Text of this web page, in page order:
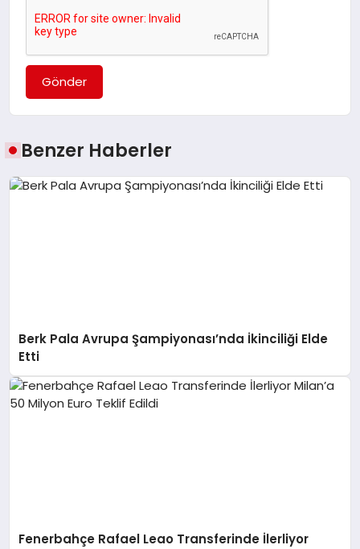
Gönder
Benzer Haberler
Berk Pala Avrupa Şampiyonası’nda İkinciliği Elde
Etti
Fenerbahçe Rafael Leao Transferinde İlerliyor